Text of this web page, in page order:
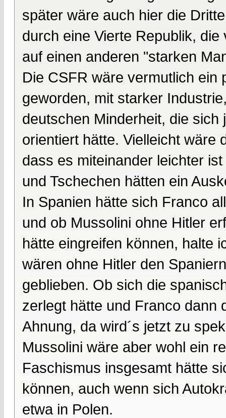
später wäre auch hier die
durch eine Vierte Republik,
auf einen anderen "starken
Die CSFR wäre vermutlich ein
geworden, mit starker
deutschen Minderheit, die
orientiert hätte. Vielleicht wäre
dass es miteinander leichter
und Tschechen hätten ein
In Spanien hätte sich Franco
und ob Mussolini ohne Hitler
hätte eingreifen können, halte
wären ohne Hitler den
geblieben. Ob sich die
zerlegt hätte und Franco dann
Ahnung, da wird´s jetzt zu
Mussolini wäre aber wohl ein
Faschismus insgesamt hätte
können, auch wenn sich
etwa in Polen.